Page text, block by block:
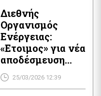
Διεθνής
Οργανισμός
Ενέργειας:
«Ετοιμος» για νέα
αποδέσμευση
αποθεμάτων
πετρελαίου
25/03/2026 12:39